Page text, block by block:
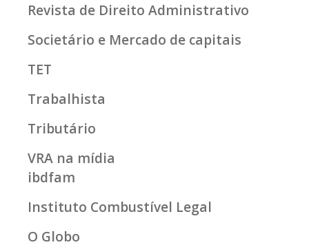
Revista de Direito Administrativo
Societário e Mercado de capitais
TET
Trabalhista
Tributário
VRA na mídia
ibdfam
Instituto Combustível Legal
O Globo